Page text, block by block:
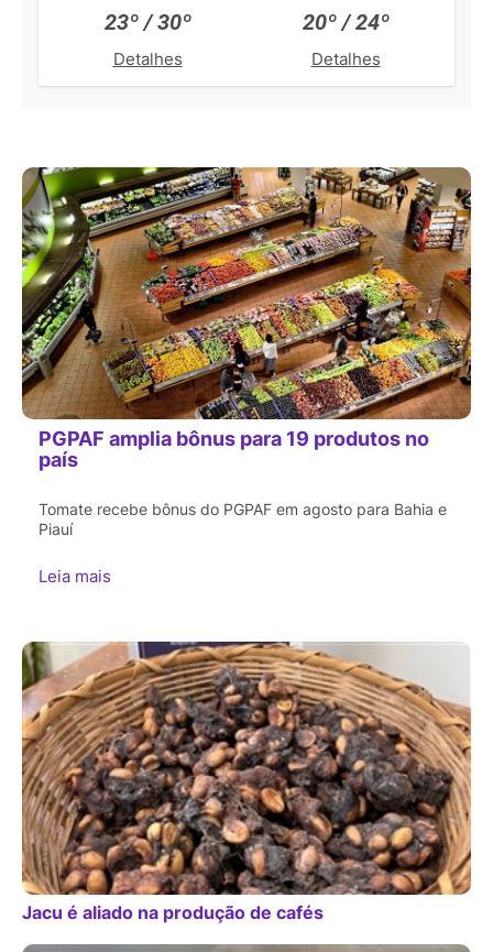
23º / 30º
Detalhes
20º / 24º
Detalhes
PGPAF amplia bônus para 19 produtos no
país
Tomate recebe bônus do PGPAF em agosto para Bahia e
Piauí
Leia mais
Jacu é aliado na produção de cafés